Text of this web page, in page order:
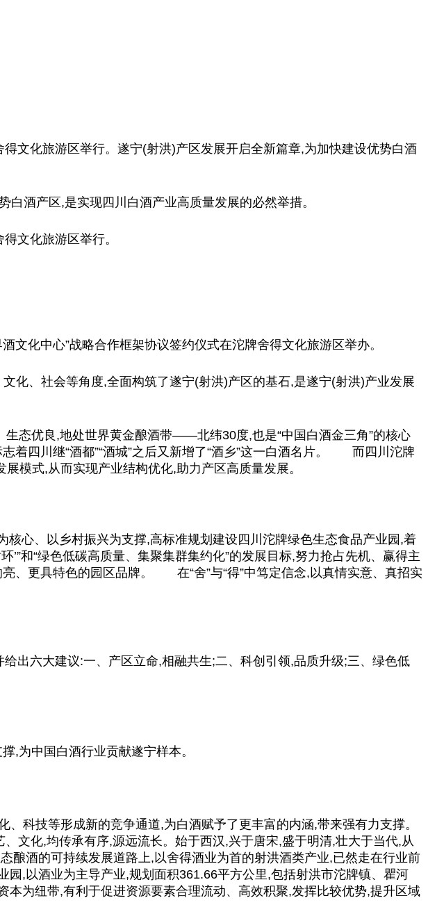
文化旅游区举行。遂宁(射洪)产区发展开启全新篇章,为加快建设优势白酒
白酒产区,是实现四川白酒产业高质量发展的必然举措。
文化旅游区举行。
酒文化中心”战略合作框架协议签约仪式在沱牌舍得文化旅游区举办。
化、社会等角度,全面构筑了遂宁(射洪)产区的基石,是遂宁(射洪)产业发展
生态优良,地处世界黄金酿酒带——北纬30度,也是“中国 白酒金三角”的核心
志着四川继“酒都”“酒城”之后又新增了“酒乡”这一白酒名片。 而四川沱牌
模式,从而实现产业结构优化,助力产区高质量发展。
核心、以乡村振兴为支撑,高标准规划建设四川沱牌绿色生态食品产业园,着
和“绿色低碳高质量、集聚集群集约化”的发展目标,努力抢占先机、赢得主
、更具特色的园区品牌。 在“舍”与“得”中笃定信念,以真情实意、真招实
出六大建议:一、产区立命,相融共生;二、科创引领,品质升级;三、绿色低
,为中国 白酒行业贡献遂宁样本。
、科技等形成新的竞争通道,为白酒赋予了更丰富的内涵,带来强有力支撑。
化,均传承有序,源远流长。始于西汉,兴于唐宋,盛于明清,壮大于当代,从
酒的可持续发展道路上,以舍得酒业为首的射洪酒类产业,已然走在行业前
,以酒业为主导产业,规划面积361.66平方公里,包括射洪市沱牌镇、瞿河
为纽带,有利于促进资源要素合理流动、高效积聚,发挥比较优势,提升区域